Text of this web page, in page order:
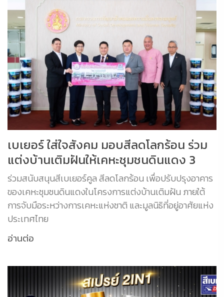
เบเยอร์ ใส่ใจสังคม มอบสีลดโลกร้อน ร่วม
แต่งบ้านเติมฝันให้เคหะชุมชนดินแดง 3
ร่วมสนับสนุนสีเบเยอร์คูล สีลดโลกร้อน เพื่อปรับปรุงอาคาร
ของเคหะชุมชนดินแดงในโครงการแต่งบ้านเติมฝัน ภายใต้
การจับมือระหว่างการเคหะแห่งชาติ และมูลนิธิที่อยู่อาศัยแห่ง
ประเทศไทย
อ่านต่อ